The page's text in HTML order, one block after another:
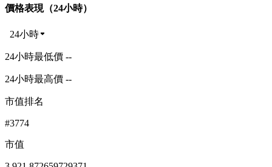
價格表現（24小時）
24小時
24小時最低價 --
24小時最高價 --
市值排名
#3774
市值